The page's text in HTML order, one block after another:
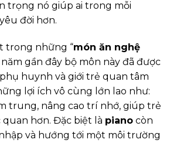
trọng nó giúp ai trong mỗi
đời hơn.
trong những “món ăn nghệ
năm gần đây bộ môn này đã được
huynh và giới trẻ quan tâm
lợi ích vô cùng lớn lao như:
trung, nâng cao trí nhớ, giúp trẻ
hơn. Đặc biệt là piano còn
và hướng tới một môi trường